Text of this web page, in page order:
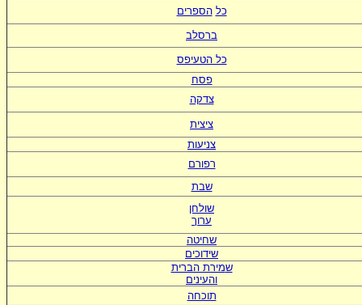
כל הספרים
ברסלב
כל הטעיפס
פסח
צדקה
ציצית
צניעות
רפורם
שבת
שולחן
ערוך
שחיטה
שידוכים
שמירת הברית
והעינים
תוכחה